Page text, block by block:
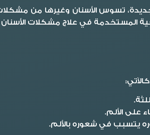
تسوس الأسنان وغيرها من مشكلات
المستخدمة في علاج مشكلات
على الألم.
يتسبب في شعوره بالألم.